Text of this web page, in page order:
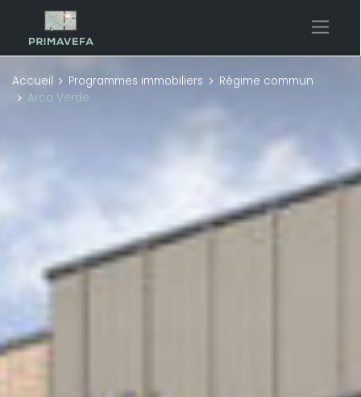
Accueil Programmes immobiliers
Régime commun
Arca Verde